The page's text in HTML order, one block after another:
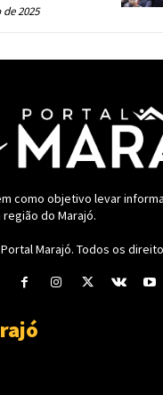
2025
como objetivo levar
do Marajó.
Portal Marajó. Todos os